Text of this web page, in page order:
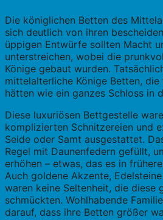
Die königlichen Betten des
sich deutlich von ihren
üppigen Entwürfe sollten Macht
unterstreichen, wobei die
Könige gebaut wurden.
mittelalterliche Könige Betten,
hätten wie ein ganzes Schloss in
Diese luxuriösen Bettgestelle
komplizierten Schnitzereien und
Seide oder Samt ausgestattet.
Regel mit Daunenfedern gefüllt,
erhöhen – etwas, das es in
Auch goldene Akzente,
waren keine Seltenheit, die diese
schmückten. Wohlhabende
darauf, dass ihre Betten größer